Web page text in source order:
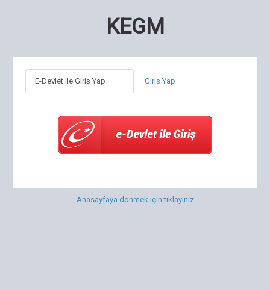
KEGM
E-Devlet ile Giriş Yap Giriş Yap
Anasayfaya dönmek için tıklayınız